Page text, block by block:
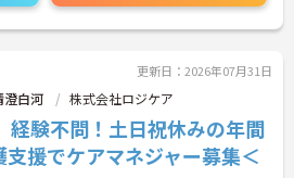
更新日：2026年07月31日
澄白河 株式会社ロジケア
経験不問！土日祝休みの年間
援でケアマネジャー募集＜